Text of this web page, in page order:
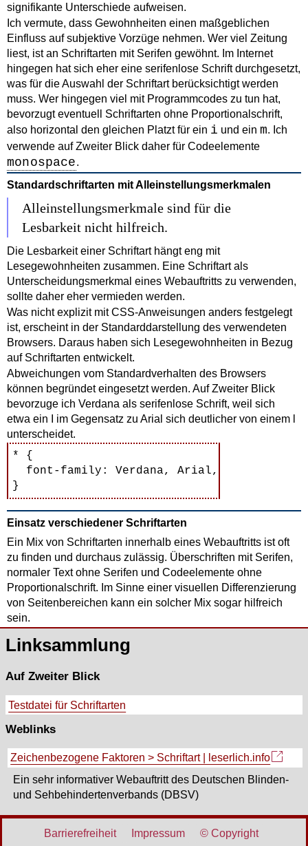
signifikante Unterschiede aufweisen.
Ich vermute, dass Gewohnheiten einen maßgeblichen
Einfluss auf subjektive Vorzüge nehmen. Wer viel Zeitung
liest, ist an Schriftarten mit Serifen gewöhnt. Im Internet
hingegen hat sich eher eine serifenlose Schrift durchgesetzt,
was für die Auswahl der Schriftart berücksichtigt werden
muss. Wer hingegen viel mit Programmcodes zu tun hat,
bevorzugt eventuell Schriftarten ohne Proportionalschrift,
also horizontal den gleichen Platzt für ein i und einm. Ich
verwende auf Zweiter Blick daher für Codeelemente
monospace.
Standardschriftarten mit Alleinstellungsmerkmalen
Alleinstellungsmerkmale sind für die
Lesbarkeit nicht hilfreich.
Die Lesbarkeit einer Schriftart hängt eng mit
Lesegewohnheiten zusammen. Eine Schriftart als
Unterscheidungsmerkmal eines Webauftritts zu verwenden,
sollte daher eher vermieden werden.
Was nicht explizit mit CSS-Anweisungen anders festgelegt
ist, erscheint in der Standarddarstellung des verwendeten
Browsers. Daraus haben sich Lesegewohnheiten in Bezug
auf Schriftarten entwickelt.
Abweichungen vom Standardverhalten des Browsers
können begründet eingesetzt werden. Auf Zweiter Blick
bevorzuge ich Verdana als serifenlose Schrift, weil sich
etwa ein I im Gegensatz zu Arial sich deutlicher von einem l
unterscheidet.
* {
  font-family: Verdana, Arial, sans-serif;
Einsatz verschiedener Schriftarten
Ein Mix von Schriftarten innerhalb eines Webauftritts ist oft
zu finden und durchaus zulässig. Überschriften mit Serifen,
normaler Text ohne Serifen und Codeelemente ohne
Proportionalschrift. Im Sinne einer visuellen Differenzierung
von Seitenbereichen kann ein solcher Mix sogar hilfreich
sein.
Linksammlung
Auf Zweiter Blick
Testdatei für Schriftarten
Weblinks
Zeichenbezogene Faktoren > Schriftart | leserlich.info
Ein sehr informativer Webauftritt des Deutschen Blinden-
und Sehbehindertenverbands (DBSV)
Barrierefreiheit Impressum © Copyright